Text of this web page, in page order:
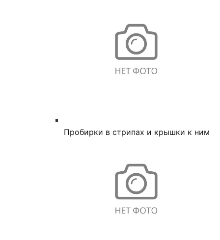
Пробирки в стрипах и крышки к ним